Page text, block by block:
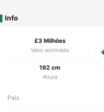
Info
£3 Milhões
Valor estimado
192 cm
Altura
País